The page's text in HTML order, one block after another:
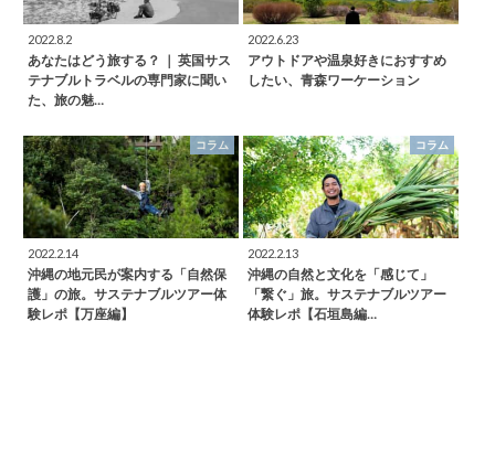
2022.8.2
あなたはどう旅する？ ｜ 英国サス
テナブルトラベルの専門家に聞い
た、旅の魅…
2022.6.23
アウトドアや温泉好きにおすすめ
したい、青森ワーケーション
コラム
2022.2.14
沖縄の地元民が案内する「自然保
護」の旅。サステナブルツアー体
験レポ【万座編】
コラム
2022.2.13
沖縄の自然と文化を「感じて」
「繋ぐ」旅。サステナブルツアー
体験レポ【石垣島編…